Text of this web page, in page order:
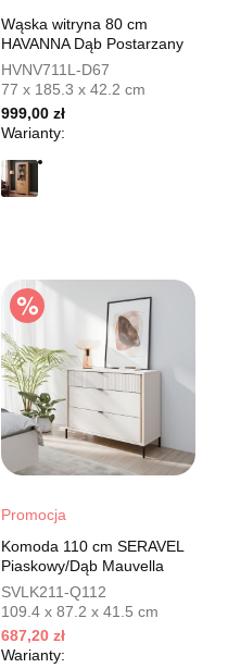
Wąska witryna 80 cm
HAVANNA Dąb Postarzany
HVNV711L-D67
77 x 185.3 x 42.2 cm
999,00 zł
Warianty:
Promocja
Komoda 110 cm SERAVEL
Piaskowy/Dąb Mauvella
SVLK211-Q112
109.4 x 87.2 x 41.5 cm
687,20 zł
Warianty: